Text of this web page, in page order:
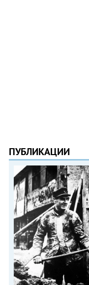
ПУБЛИКАЦИИ